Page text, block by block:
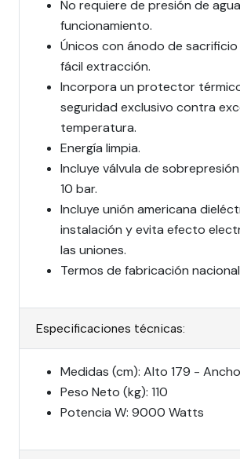
No requiere de presión de
funcionamiento.
Únicos con ánodo de
fácil extracción.
Incorpora un protector
seguridad exclusivo contra
temperatura.
Energía limpia.
Incluye válvula de
10 bar.
Incluye unión americana
instalación y evita efecto
las uniones.
Termos de fabricación
Especificaciones técnicas:
Medidas (cm): Alto 179 -
Peso Neto (kg): 110
Potencia W: 9000 Watts